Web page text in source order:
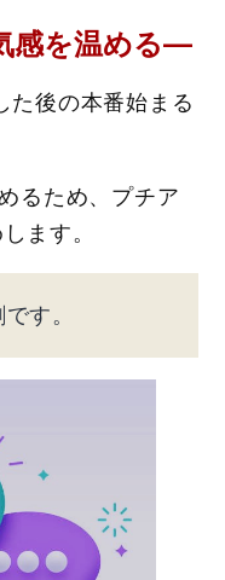
感を温める―
た後の本番始まる
るため、プチア
ます。
す。